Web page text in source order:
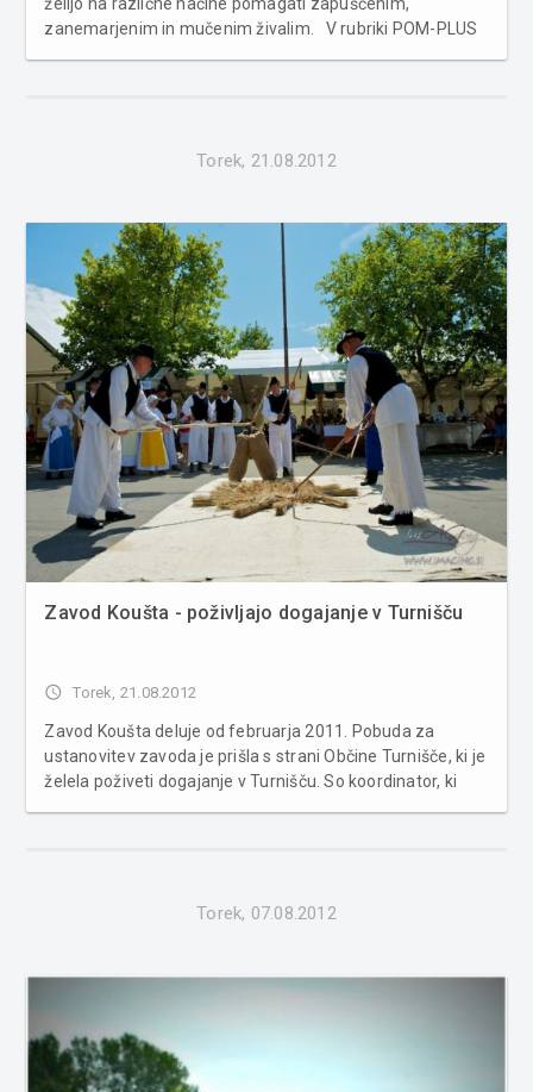
zanemarjenim in mučenim živalim. V rubriki POM-PLUS
Torek, 21.08.2012
Zavod Koušta - poživljajo dogajanje v Turnišču
access_time Torek, 21.08.2012
Zavod Koušta deluje od februarja 2011. Pobuda za
ustanovitev zavoda je prišla s strani Občine Turnišče, ki je
želela poživeti dogajanje v Turnišču. So koordinator, ki
Torek, 07.08.2012